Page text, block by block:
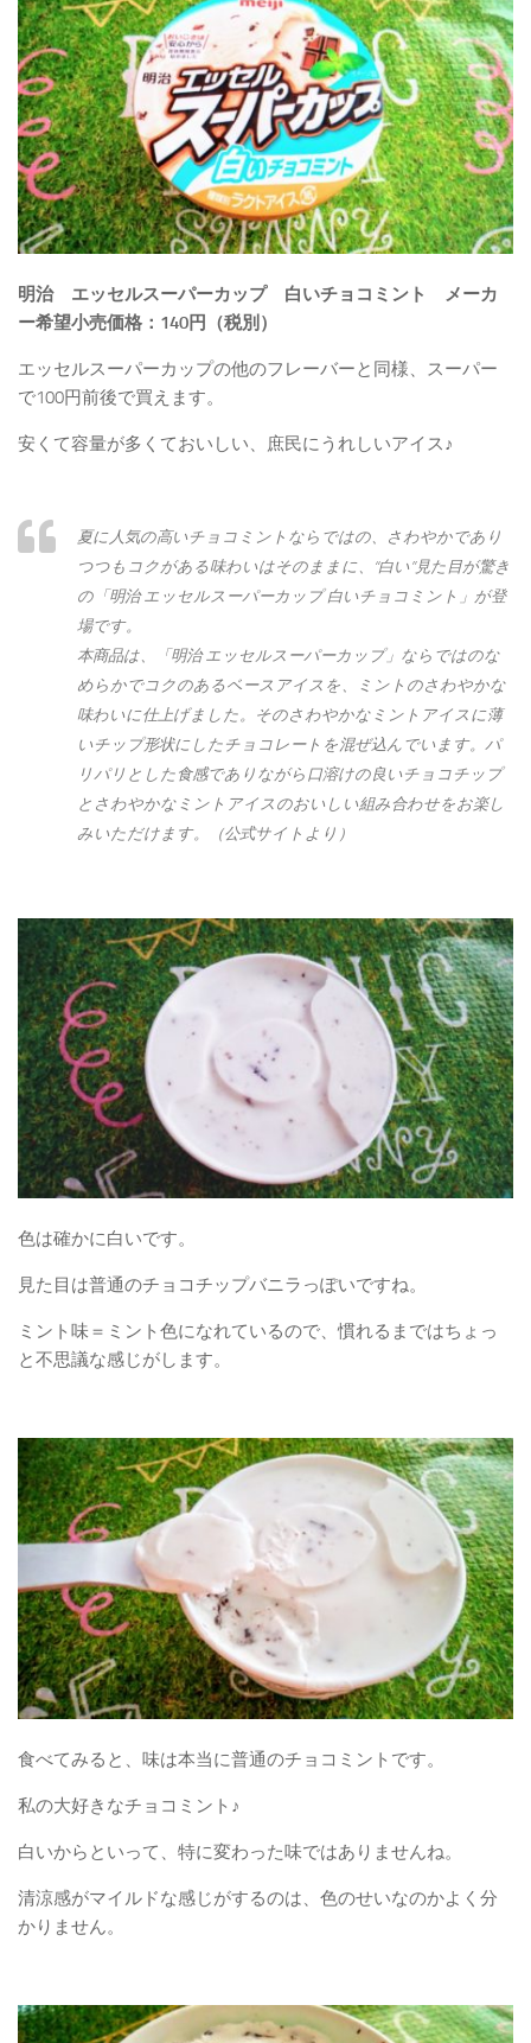
明治 エッセルスーパーカップ 白いチョコミント メーカ
ー希望小売価格：140円（税別）
エッセルスーパーカップの他のフレーバーと同様、スーパー
で100円前後で買えます。
安くて容量が多くておいしい、庶民にうれしいアイス♪
夏に人気の高いチョコミントならではの、さわやかであり
つつもコクがある味わいはそのままに、“白い”見た目が驚き
の「明治 エッセルスーパーカップ 白いチョコミント」が登
場です。
本商品は、「明治 エッセルスーパーカップ」ならではのな
めらかでコクのあるベースアイスを、ミントのさわやかな
味わいに仕上げました。そのさわやかなミントアイスに薄
いチップ形状にしたチョコレートを混ぜ込んでいます。パ
リパリとした食感でありながら口溶けの良いチョコチップ
とさわやかなミントアイスのおいしい組み合わせをお楽し
みいただけます。（公式サイトより）
色は確かに白いです。
見た目は普通のチョコチップバニラっぽいですね。
ミント味＝ミント色になれているので、慣れるまではちょっ
と不思議な感じがします。
食べてみると、味は本当に普通のチョコミントです。
私の大好きなチョコミント♪
白いからといって、特に変わった味ではありませんね。
清涼感がマイルドな感じがするのは、色のせいなのかよく分
かりません。